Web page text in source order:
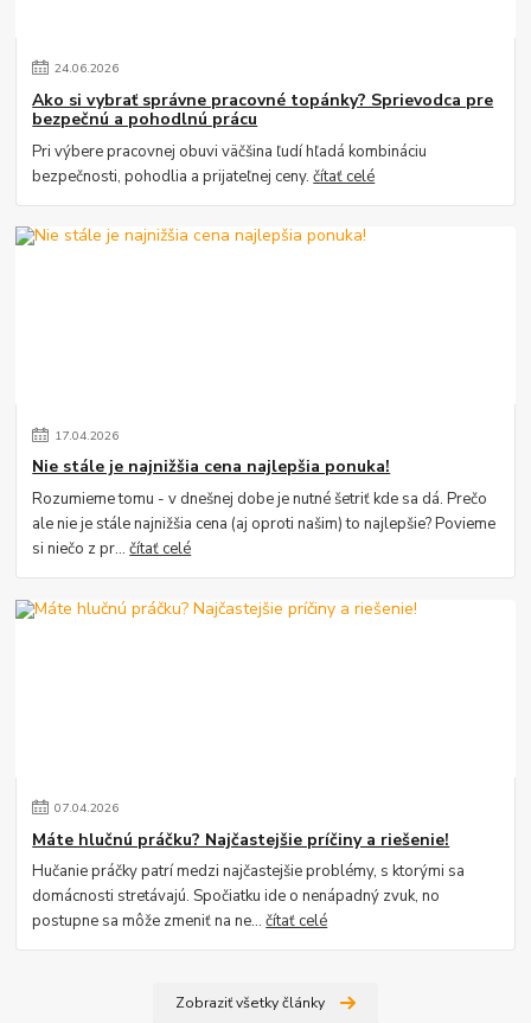
24.06.2026
Ako si vybrať správne pracovné topánky? Sprievodca pre
bezpečnú a pohodlnú prácu
Pri výbere pracovnej obuvi väčšina ľudí hľadá kombináciu
bezpečnosti, pohodlia a prijateľnej ceny.čítať celé
17.04.2026
Nie stále je najnižšia cena najlepšia ponuka!
Rozumieme tomu - v dnešnej dobe je nutné šetriť kde sa dá. Prečo
ale nie je stále najnižšia cena (aj oproti našim) to najlepšie? Povieme
si niečo z pr...čítať celé
07.04.2026
Máte hlučnú práčku? Najčastejšie príčiny a riešenie!
Hučanie práčky patrí medzi najčastejšie problémy, s ktorými sa
domácnosti stretávajú. Spočiatku ide o nenápadný zvuk, no
postupne sa môže zmeniť na ne...čítať celé
Zobraziť všetky články